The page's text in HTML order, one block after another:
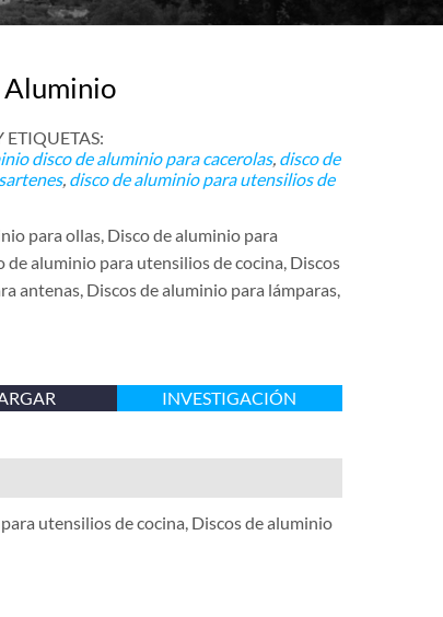
Aluminio
ETIQUETAS:
disco de aluminio para cacerolas, disco de
, disco de aluminio para utensilios de
para ollas, Disco de aluminio para
de aluminio para utensilios de cocina, Discos
antenas, Discos de aluminio para lámparas,
INVESTIGACIÓN
utensilios de cocina, Discos de aluminio